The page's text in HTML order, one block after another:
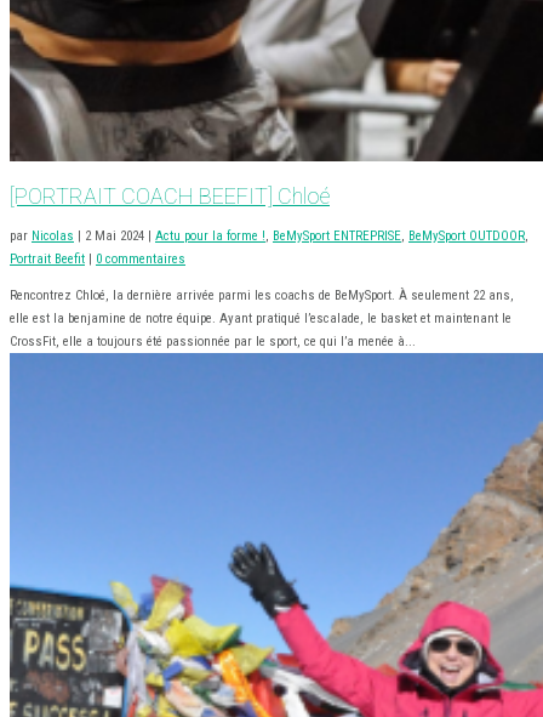
[PORTRAIT COACH BEEFIT] Chloé
par Nicolas | 2 Mai 2024 | Actu pour la forme !, BeMySport ENTREPRISE, BeMySport OUTDOOR,
Portrait Beefit | 0 commentaires
Rencontrez Chloé, la dernière arrivée parmi les coachs de BeMySport. À seulement 22 ans,
elle est la benjamine de notre équipe. Ayant pratiqué l’escalade, le basket et maintenant le
CrossFit, elle a toujours été passionnée par le sport, ce qui l’a menée à...